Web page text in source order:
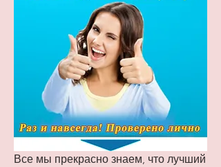
Все мы прекрасно знаем, что лучший